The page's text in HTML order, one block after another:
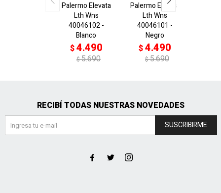
Palermo Elevata
Lth Wns
40046102 -
Blanco
$4.490
$5.690
Palermo Elevata
Lth Wns
40046101 -
Negro
$4.490
$5.690
RECIBÍ TODAS NUESTRAS NOVEDADES
SUSCRIBIRME
  